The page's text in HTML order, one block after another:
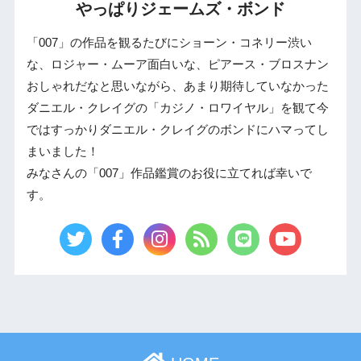
やっぱりジェームズ・ボンド
「007」の作品を観るたびにショーン・コネリー渋い
な、ロジャー・ムーア面白いな、ピアース・ブロスナン
おしゃれだなと思いながら、あまり期待していなかった
ダニエル・クレイグの「カジノ・ロワイヤル」を観て今
ではすっかりダニエル・クレイグのボンドにハマってし
まいました！
みなさんの「007」作品鑑賞のお役に立てれば幸いで
す。